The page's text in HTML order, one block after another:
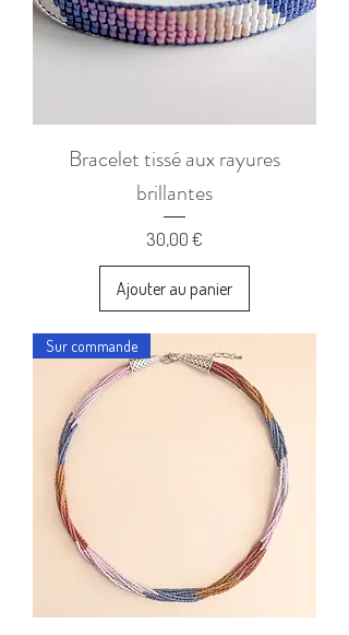
Bracelet tissé aux rayures
brillantes
Prix
30,00 €
Ajouter au panier
Sur commande